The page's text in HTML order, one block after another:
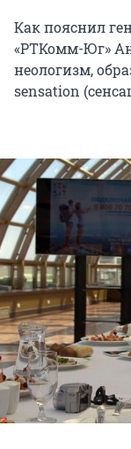
Как пояснил
«РТКомм-Юг»
неологизм,
sensation